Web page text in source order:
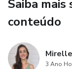
Além da técnica,
Saiba mais
conteúdo
3 Ano